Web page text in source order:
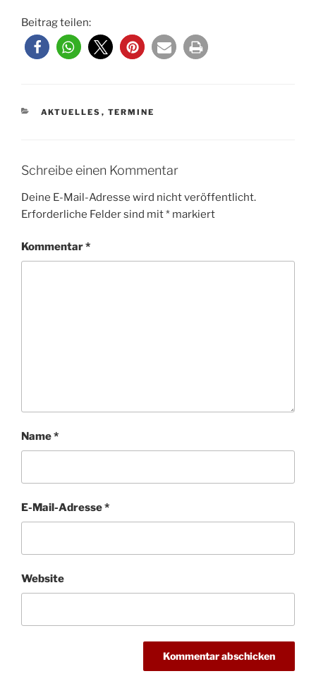
Beitrag teilen:
KATEGORIEN
AKTUELLES , TERMINE
Schreibe einen Kommentar
Deine E-Mail-Adresse wird nicht veröffentlicht.
Erforderliche Felder sind mit* markiert
Kommentar*
Name*
E-Mail-Adresse*
Website